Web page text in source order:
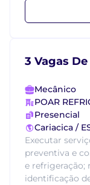
3 Vagas
Mecânico
POAR
Presencial
Cariacica /
Executar
preventiva e
e refrigeração;
identificação